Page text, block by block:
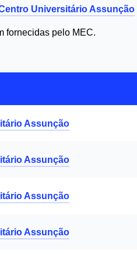
Universitário Assunção
fornecidas pelo MEC.
Assunção
Assunção
Assunção
Assunção